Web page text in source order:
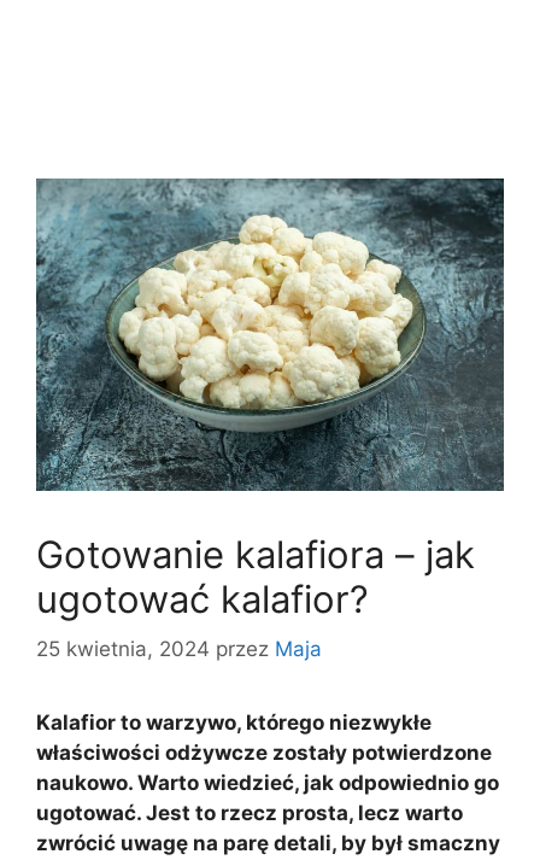
Gotowanie kalafiora – jak
ugotować kalafior?
25 kwietnia, 2024 przez Maja
Kalafior to warzywo, którego niezwykłe
właściwości odżywcze zostały potwierdzone
naukowo. Warto wiedzieć, jak odpowiednio go
ugotować. Jest to rzecz prosta, lecz warto
zwrócić uwagę na parę detali, by był smaczny